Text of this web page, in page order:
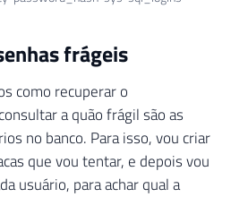
frágeis
como recuperar o
a quão frágil são as
no banco. Para isso, vou criar
que vou tentar, e depois vou
usuário, para achar qual a